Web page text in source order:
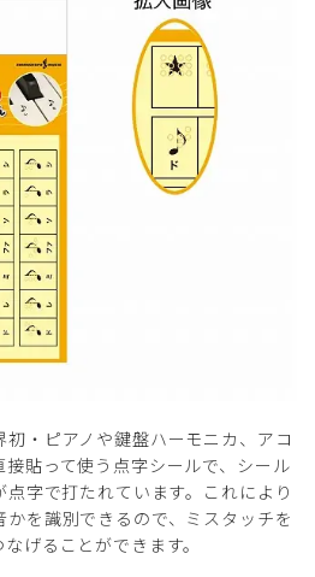
初・ピアノや鍵盤ハーモニカ、アコ
貼って使う点字シールで、シール
字で打たれています。これにより
を識別できるので、ミスタッチを
げることができます。